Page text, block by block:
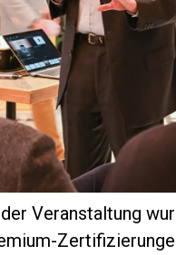
Veranstaltung